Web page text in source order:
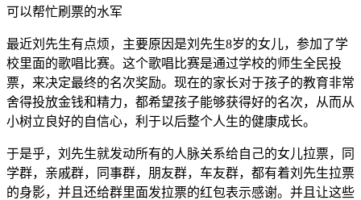
可以帮忙刷票的水军
最近刘先生有点烦，主要原因是刘先生8岁的女儿，参加了学
校里面的歌唱比赛。这个歌唱比赛是通过学校的师生全民投
票，来决定最终的名次奖励。现在的家长对于孩子的教育非常
舍得投放金钱和精力，都希望孩子能够获得好的名次，从而从
小树立良好的自信心，利于以后整个人生的健康成长。
于是乎，刘先生就发动所有的人脉关系给自己的女儿拉票，同
学群，亲戚群，同事群，朋友群，车友群，都有着刘先生拉票
的身影，并且还给群里面发拉票的红包表示感谢。并且让这些